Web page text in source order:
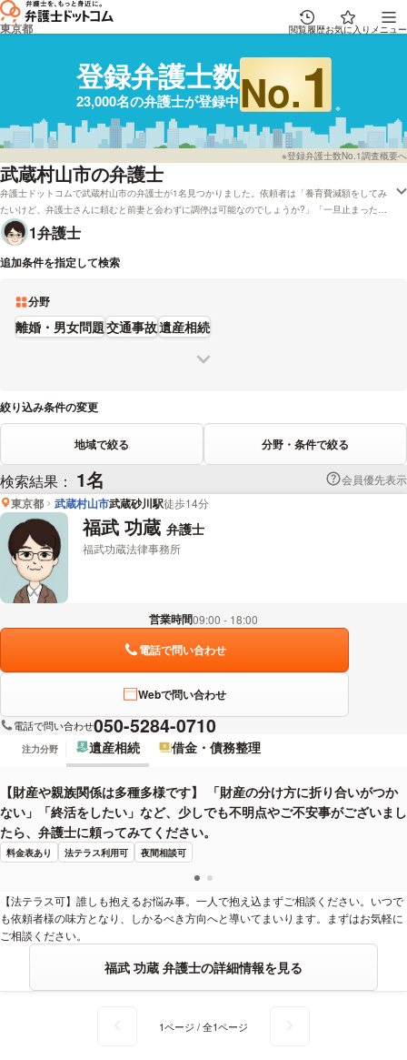
東京都 閲覧履歴お気に入り メニュー
登録弁護士数
23,000名の弁護士が登録中No.1
※登録弁護士数No.1調査概要へ
武蔵村山市の弁護士
弁護士ドットコムで武蔵村山市の弁護士が1名見つかりました。依頼者は「養育費減額をしてみ
たいけど、弁護士さんに頼むと前妻と会わずに調停は可能なのでしょうか?」「一旦止まったの
ですが、また始まったので警察にも相談しましたが、弁護士さんにお任せした方がいいので
は?」といった質問を抱えております。弁護士ドットコムでは武蔵村山で着手金無料で受付して
いる弁護士や弁護士費用などの相談を電話でも応対している弁護士など、さまざまなニーズ別で
は「相談するだけでも問題が解決することがありますので,まずは気軽にご相談下さい。」「離
婚・相続・刑事・交通事故・債務整理に関する初回相談30分は無料です ので、費用を気にせず
ご相談の上でご判断いただけます。」とおっしゃる方もおります。経歴や営業時間などの条件を
踏まえて、自分に合った法律事務所や弁護士に電話またはメールをしてみてはいかがでしょう
1弁護士
追加条件を指定して検索
分野
離婚・男女問題交通事故遺産相続
絞り込み条件の変更
地域で絞る 分野・条件で絞る
検索結果： 1名 会員優先表示
東京都 武蔵村山市武蔵砂川駅徒歩14分
福武 功蔵 弁護士
福武功蔵法律事務所
営業時間09:00 - 18:00
電話で問い合わせ
Webで問い合わせ
電話で問い合わせ050-5284-0710
注力分野 遺産相続 借金・債務整理
【財産や親族関係は多種多様です】 「財産の分け方に折り合いがつか
ない」「終活をしたい」など、少しでも不明点やご不安事がございまし
たら、弁護士に頼ってみてください。
料金表あり 法テラス利用可 夜間相談可
【法テラス可】誰しも抱えるお悩み事。一人で抱え込まずご相談ください。いつで
も依頼者様の味方となり、しかるべき方向へと導いてまいります。まずはお気軽に
ご相談ください。
福武 功蔵 弁護士の詳細情報を見る
1ページ / 全1ページ